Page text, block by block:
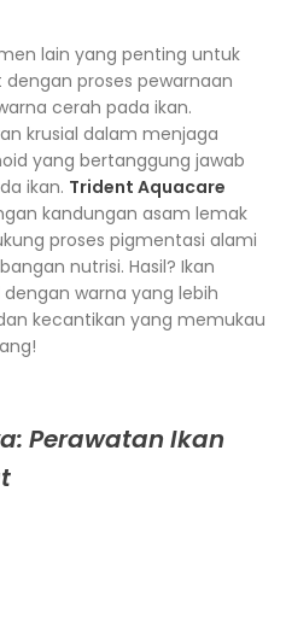
lain yang penting untuk
proses pewarnaan
cerah pada ikan.
krusial dalam menjaga
yang bertanggung jawab
ikan. Trident Aquacare
kandungan asam lemak
proses pigmentasi alami
nutrisi. Hasil? Ikan
warna yang lebih
kecantikan yang memukau
Perawatan Ikan